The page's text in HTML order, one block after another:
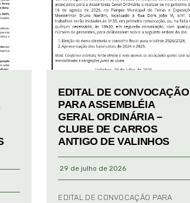
EDITAL DE CONVOCAÇÃO
PARA ASSEMBLÉIA
GERAL ORDINÁRIA –
CLUBE DE CARROS
ANTIGO DE VALINHOS
29 de julho de 2026
EDITAL DE CONVOCAÇÃO PARA